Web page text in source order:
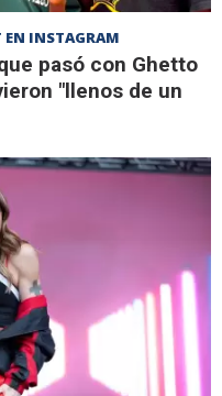
EN INSTAGRAM
pasó con Ghetto
"llenos de un